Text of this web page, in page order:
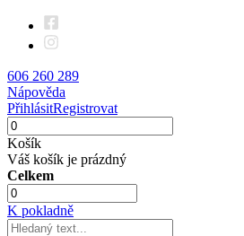
606 260 289
Nápověda
PřihlásitRegistrovat
Košík
Váš košík je prázdný
Celkem
K pokladně